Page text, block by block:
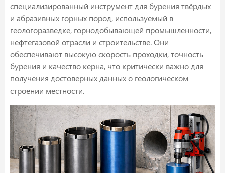
специализированный инструмент для бурения твёрдых
и абразивных горных пород, используемый в
геологоразведке, горнодобывающей промышленности,
нефтегазовой отрасли и строительстве. Они
обеспечивают высокую скорость проходки, точность
бурения и качество керна, что критически важно для
получения достоверных данных о геологическом
строении местности.